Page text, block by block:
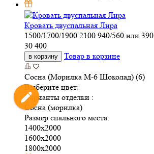
Кровать двуспальная Лира
1500/1700/1900 2100 940/560 или 390
30 400
в корзину Товар в корзине
Сосна (Морилка М-6 Шоколад) (6)
Выберите цвет:
Варианты отделки :
Сосна (морилка)
Размер спального места:
1400х2000
1600х2000
1800х2000